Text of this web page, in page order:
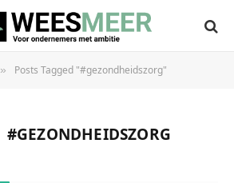
» Posts Tagged "#gezondheidszorg"
#GEZONDHEIDSZORG